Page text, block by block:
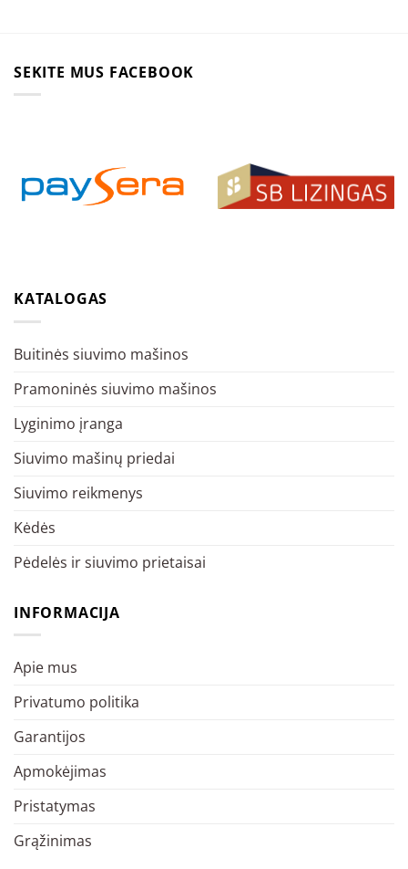
SEKITE MUS FACEBOOK
KATALOGAS
Buitinės siuvimo mašinos
Pramoninės siuvimo mašinos
Lyginimo įranga
Siuvimo mašinų priedai
Siuvimo reikmenys
Kėdės
Pėdelės ir siuvimo prietaisai
INFORMACIJA
Apie mus
Privatumo politika
Garantijos
Apmokėjimas
Pristatymas
Grąžinimas